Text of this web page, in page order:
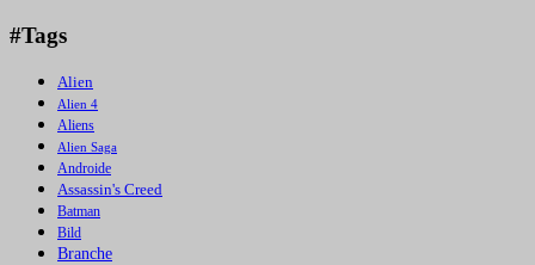
#Tags
Alien
Alien 4
Aliens
Alien Saga
Androide
Assassin's Creed
Batman
Bild
Branche